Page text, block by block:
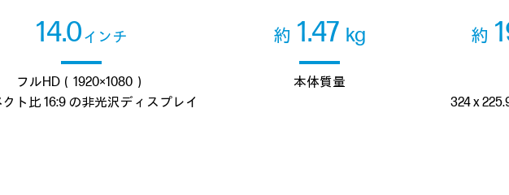
14.0インチ
フルHD（1920×1080）
ト比 16:9 の非光沢ディスプレイ
約 1.47 kg
本体質量
約
324 x